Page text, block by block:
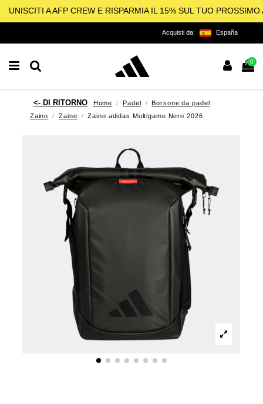
UNISCITI A AFP CREW E RISPARMIA IL 15% SUL TUO PROSSIMO
Acquisti da: España
0
Home Padel
Borsone da padel
Zaino
Zaino Zaino adidas Multigame Nero 2026